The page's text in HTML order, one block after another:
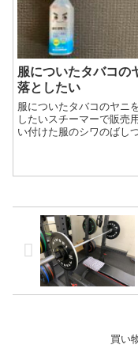
が聞けるよ...
服についたタバコの
落としたい
服についたタバコのヤニ
したいスチーマーで販売
い付けた服のシワのばし
部分についたよう...
買い